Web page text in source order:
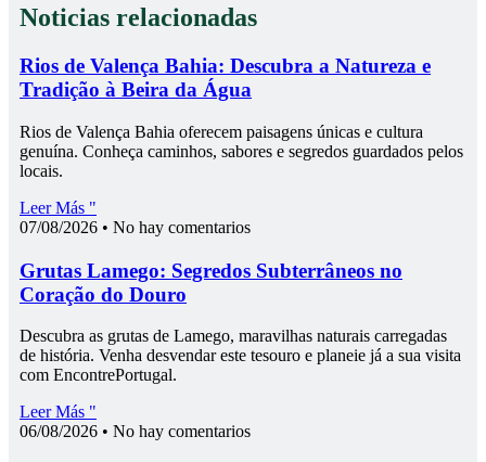
Noticias relacionadas
Rios de Valença Bahia: Descubra a Natureza e
Tradição à Beira da Água
Rios de Valença Bahia oferecem paisagens únicas e cultura
genuína. Conheça caminhos, sabores e segredos guardados pelos
locais.
Leer Más "
07/08/2026
No hay comentarios
Grutas Lamego: Segredos Subterrâneos no
Coração do Douro
Descubra as grutas de Lamego, maravilhas naturais carregadas
de história. Venha desvendar este tesouro e planeie já a sua visita
com EncontrePortugal.
Leer Más "
06/08/2026
No hay comentarios